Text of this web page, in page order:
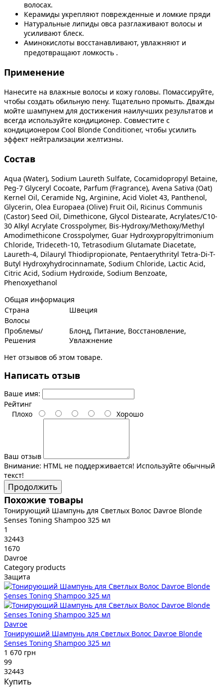
волосах.
Керамиды укрепляют поврежденные и ломкие пряди
Натуральные липиды овса разглаживают волосы и
усиливают блеск.
Аминокислоты восстанавливают, увлажняют и
предотвращают ломкость .
Применение
Нанесите на влажные волосы и кожу головы. Помассируйте,
чтобы создать обильную пену. Тщательно промыть. Дважды
мойте шампунем для достижения наилучших результатов и
всегда используйте кондиционер. Совместите с
кондиционером Cool Blonde Conditioner, чтобы усилить
эффект нейтрализации желтизны.
Состав
Aqua (Water), Sodium Laureth Sulfate, Cocamidopropyl Betaine,
Peg-7 Glyceryl Cocoate, Parfum (Fragrance), Avena Sativa (Oat)
Kernel Oil, Ceramide Ng, Arginine, Acid Violet 43, Panthenol,
Glycerin, Olea Europaea (Olive) Fruit Oil, Ricinus Communis
(Castor) Seed Oil, Dimethicone, Glycol Distearate, Acrylates/C10-
30 Alkyl Acrylate Crosspolymer, Bis-Hydroxy/Methoxy/Methyl
Amodimethicone Crosspolymer, Guar Hydroxypropyltrimonium
Chloride, Trideceth-10, Tetrasodium Glutamate Diacetate,
Laureth-4, Dilauryl Thiodipropionate, Pentaerythrityl Tetra-Di-T-
Butyl Hydroxyhydrocinnamate, Sodium Chloride, Lactic Acid,
Citric Acid, Sodium Hydroxide, Sodium Benzoate,
Phenoxyethanol
Общая информация
Страна
Швеция
Волосы
Проблемы/
Решения
Блонд, Питание, Восстановление,
Увлажнение
Нет отзывов об этом товаре.
Написать отзыв
Ваше имя:
Рейтинг
Плохо
Хорошо
Ваш отзыв
Внимание: HTML не поддерживается! Используйте обычный
текст!
Продолжить
Похожие товары
Тонирующий Шампунь для Светлых Волос Davroe Blonde
Senses Toning Shampoo 325 мл
1
32443
1670
Davroe
Category products
Защита
Davroe
Тонирующий Шампунь для Светлых Волос Davroe Blonde
Senses Toning Shampoo 325 мл
1 670 грн
99
32443
Купить